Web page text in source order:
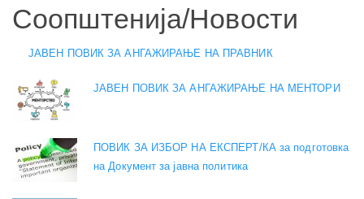
Соопштенија/Новости
ЈАВЕН ПОВИК ЗА АНГАЖИРАЊЕ НА ПРАВНИК
ЈАВЕН ПОВИК ЗА АНГАЖИРАЊЕ НА МЕНТОРИ
ПОВИК ЗА ИЗБОР НА ЕКСПЕРТ/КА за подготовка
на Документ за јавна политика